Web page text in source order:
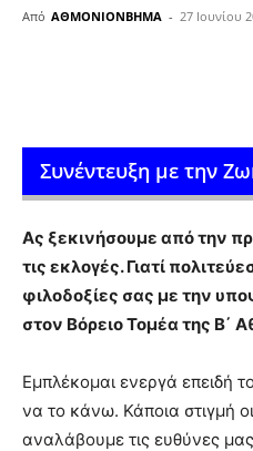
Από ΑΘΜΟΝΙΟΝΒΗΜΑ - 27 Ιουνίου
Συνέντευξη με την
Ας ξεκινήσουμε από την
τις εκλογές. Γιατί
φιλοδοξίες σας με την
στον Βόρειο Τομέα της Β΄
Εμπλέκομαι ενεργά επειδή
να το κάνω. Κάποια στιγμή
αναλάβουμε τις ευθύνες